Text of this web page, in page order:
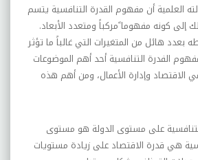
العلمية أن مفهوم القدرة التنافسية يتسم
كونه مفهوما ًمركباً ومتعدد الأبعاد.
بعدد هائل من المتغيرات التي غالباً ما تؤثر
الفدرة التنافسية أحد أهم الموضوعات
الاقتصاد وإدارة الأعمال، ومن أهم هذه
على مستوى الدولة هو مستوى
هي قدرة الاقتصاد على زيادة مستويات